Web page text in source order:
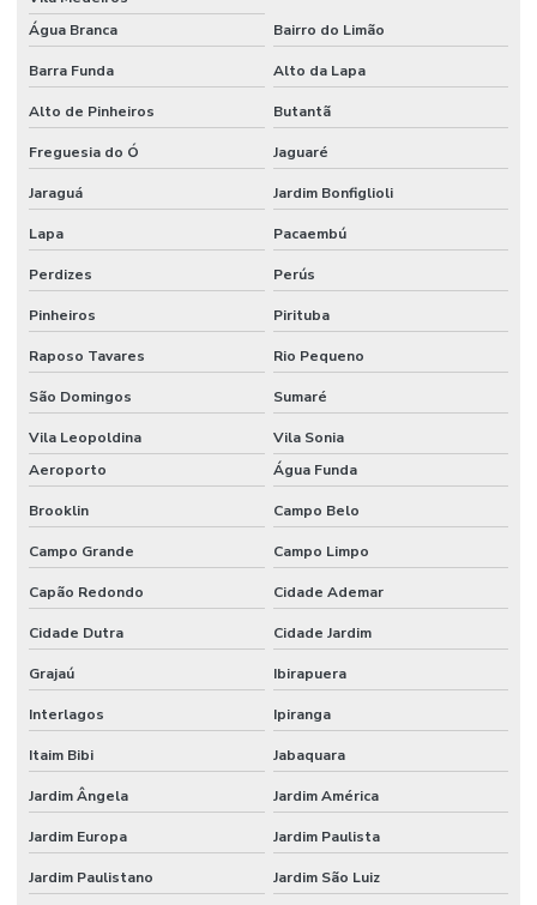
Água Branca
Bairro do Limão
Barra Funda Alto da Lapa
Alto de Pinheiros Butantã
Freguesia do Ó Jaguaré
Jaraguá Jardim Bonfiglioli
Lapa Pacaembú
Perdizes Perús
Pinheiros Pirituba
Raposo Tavares Rio Pequeno
São Domingos Sumaré
Vila Leopoldina
Vila Sonia
Aeroporto
Água Funda
Brooklin Campo Belo
Campo Grande Campo Limpo
Capão Redondo Cidade Ademar
Cidade Dutra Cidade Jardim
Grajaú Ibirapuera
Interlagos Ipiranga
Itaim Bibi Jabaquara
Jardim Ângela Jardim América
Jardim Europa Jardim Paulista
Jardim Paulistano Jardim São Luiz